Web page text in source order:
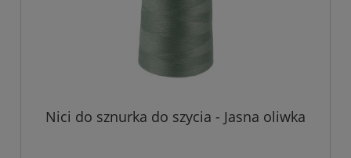
Nici do sznurka do szycia - Jasna oliwka